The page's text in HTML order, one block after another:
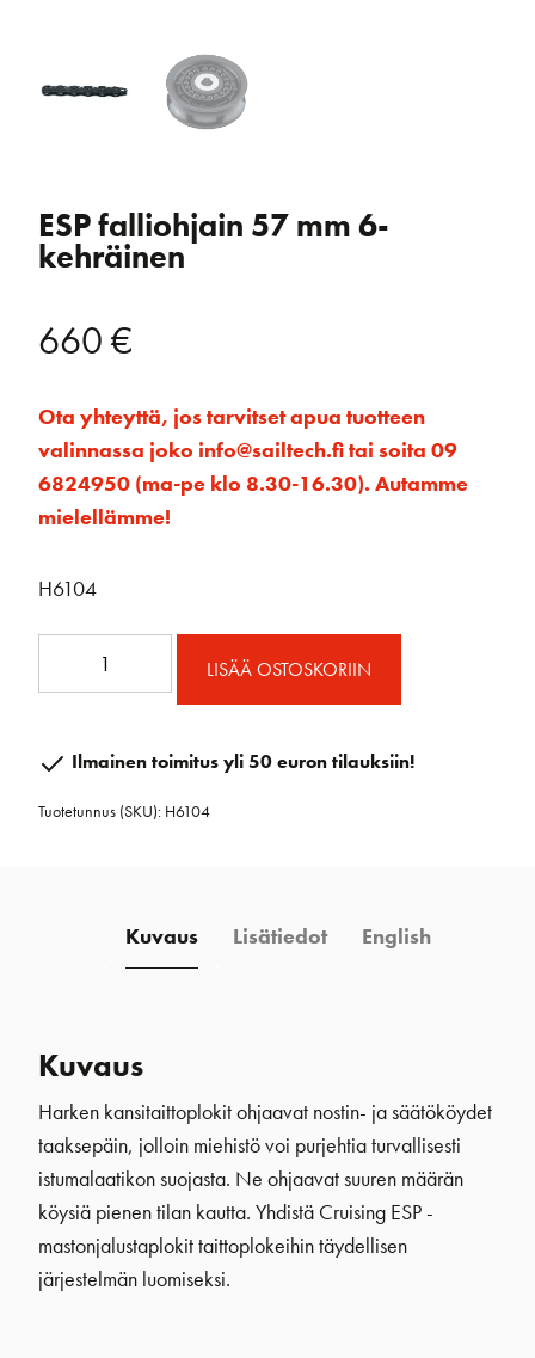
ESP falliohjain 57 mm 6-
kehräinen
660€
Ota yhteyttä, jos tarvitset apua tuotteen
valinnassa joko info@sailtech.fi tai soita 09
6824950 (ma-pe klo 8.30-16.30). Autamme
mielellämme!
H6104
mm
kehräinen
LISÄÄ OSTOSKORIIN
Ilmainen toimitus yli 50 euron tilauksiin!
Tuotetunnus (SKU): H6104
Kuvaus Lisätiedot English
Kuvaus
Harken kansitaittoplokit ohjaavat nostin- ja säätököydet
taaksepäin, jolloin miehistö voi purjehtia turvallisesti
istumalaatikon suojasta. Ne ohjaavat suuren määrän
köysiä pienen tilan kautta. Yhdistä Cruising ESP -
mastonjalustaplokit taittoplokeihin täydellisen
järjestelmän luomiseksi.